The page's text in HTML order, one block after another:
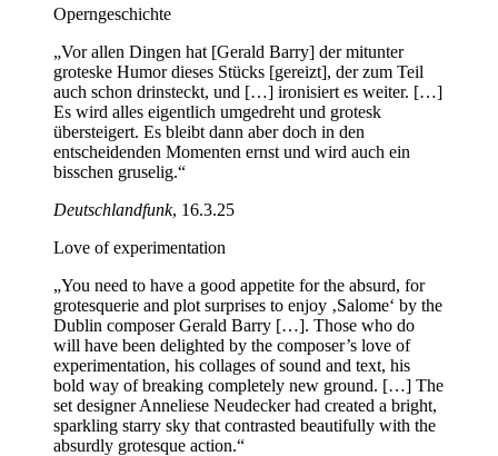
Operngeschichte
„Vor allen Dingen hat [Gerald Barry] der mitunter
groteske Humor dieses Stücks [gereizt], der zum Teil
auch schon drinsteckt, und […] ironisiert es weiter. […]
Es wird alles eigentlich umgedreht und grotesk
übersteigert. Es bleibt dann aber doch in den
entscheidenden Momenten ernst und wird auch ein
bisschen gruselig.“
Deutschlandfunk, 16.3.25
Love of experimentation
„You need to have a good appetite for the absurd, for
grotesquerie and plot surprises to enjoy ‚Salome‘ by the
Dublin composer Gerald Barry […]. Those who do
will have been delighted by the composer’s love of
experimentation, his collages of sound and text, his
bold way of breaking completely new ground. […] The
set designer Anneliese Neudecker had created a bright,
sparkling starry sky that contrasted beautifully with the
absurdly grotesque action.“